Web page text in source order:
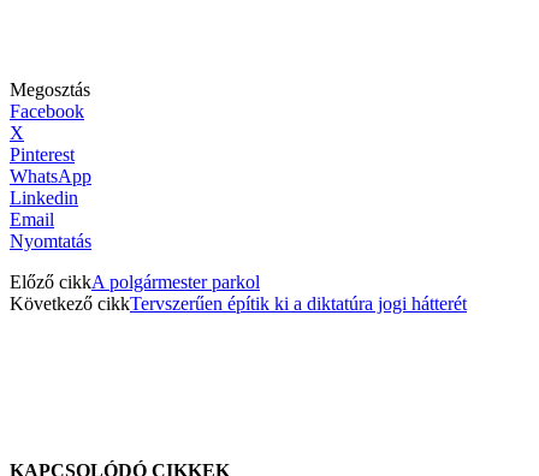
Megosztás
Facebook
X
Pinterest
WhatsApp
Linkedin
Email
Nyomtatás
Előző cikkA polgármester parkol
Következő cikkTervszerűen építik ki a diktatúra jogi hátterét
KAPCSOLÓDÓ CIKKEK